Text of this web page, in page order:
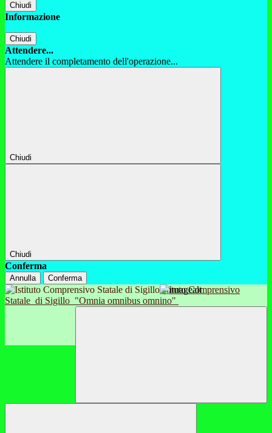
Chiudi
Informazione
Chiudi
Attendere...
Attendere il completamento dell'operazione...
Chiudi
Chiudi
Conferma
Annulla Conferma
Istituto Comprensivo
Statale di Sigillo "Omnia omnibus omnino"